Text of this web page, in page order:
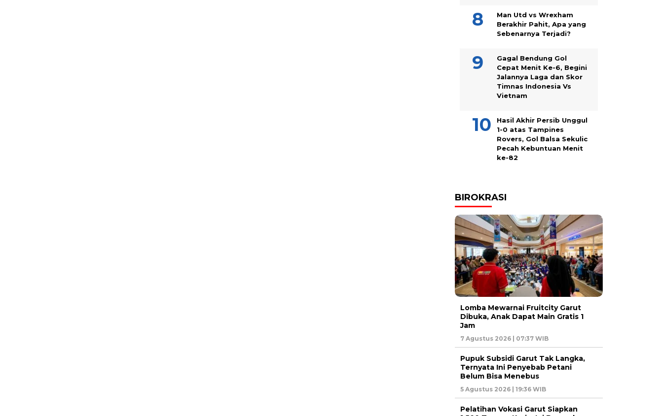
Man Utd vs Wrexham
Berakhir Pahit, Apa yang
Sebenarnya Terjadi?
Gagal Bendung Gol
Cepat Menit Ke-6, Begini
Jalannya Laga dan Skor
Timnas Indonesia Vs
Vietnam
Hasil Akhir Persib Unggul
1-0 atas Tampines
Rovers, Gol Balsa Sekulic
Pecah Kebuntuan Menit
ke-82
BIROKRASI
Lomba Mewarnai Fruitcity Garut
Dibuka, Anak Dapat Main Gratis 1
Jam
7 Agustus 2026 | 07:37 WIB
Pupuk Subsidi Garut Tak Langka,
Ternyata Ini Penyebab Petani
Belum Bisa Menebus
5 Agustus 2026 | 19:36 WIB
Pelatihan Vokasi Garut Siapkan